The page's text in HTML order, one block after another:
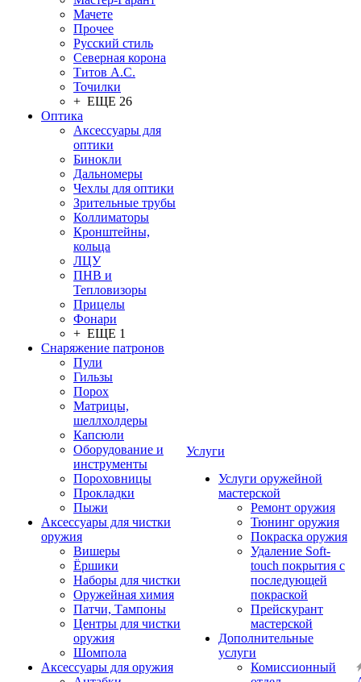
Мачете
Прочее
Русский стиль
Северная корона
Титов А.С.
Точилки
+ ЕЩЕ 26
Оптика
Аксессуары для
оптики
Бинокли
Дальномеры
Чехлы для оптики
Зрительные трубы
Коллиматоры
Кронштейны,
кольца
ЛЦУ
ПНВ и
Тепловизоры
Прицелы
Фонари
+ ЕЩЕ 1
Снаряжение патронов
Пули
Гильзы
Порох
Матрицы,
шеллхолдеры
Капсюли
Оборудование и
инструменты
Пороховницы
Прокладки
Пыжи
Аксессуары для чистки
оружия
Вишеры
Ёршики
Наборы для чистки
Оружейная химия
Патчи, Тампоны
Центры для чистки
оружия
Шомпола
Аксессуары для оружия
Услуги
Услуги оружейной
мастерской
Ремонт оружия
Тюнинг оружия
Покраска оружия
Удаление Soft-
touch покрытия с
последующей
покраской
Прейскурант
мастерской
Дополнительные
услуги
Комиссионный